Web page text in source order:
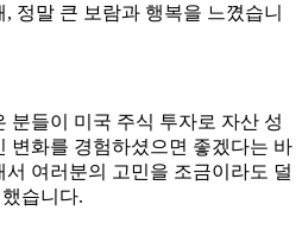
정말 큰 보람과 행복을 느꼈습니
분들이 미국 주식 투자로 자산 성
변화를 경험하셨으면 좋겠다는 바
여러분의 고민을 조금이라도 덜
습니다.